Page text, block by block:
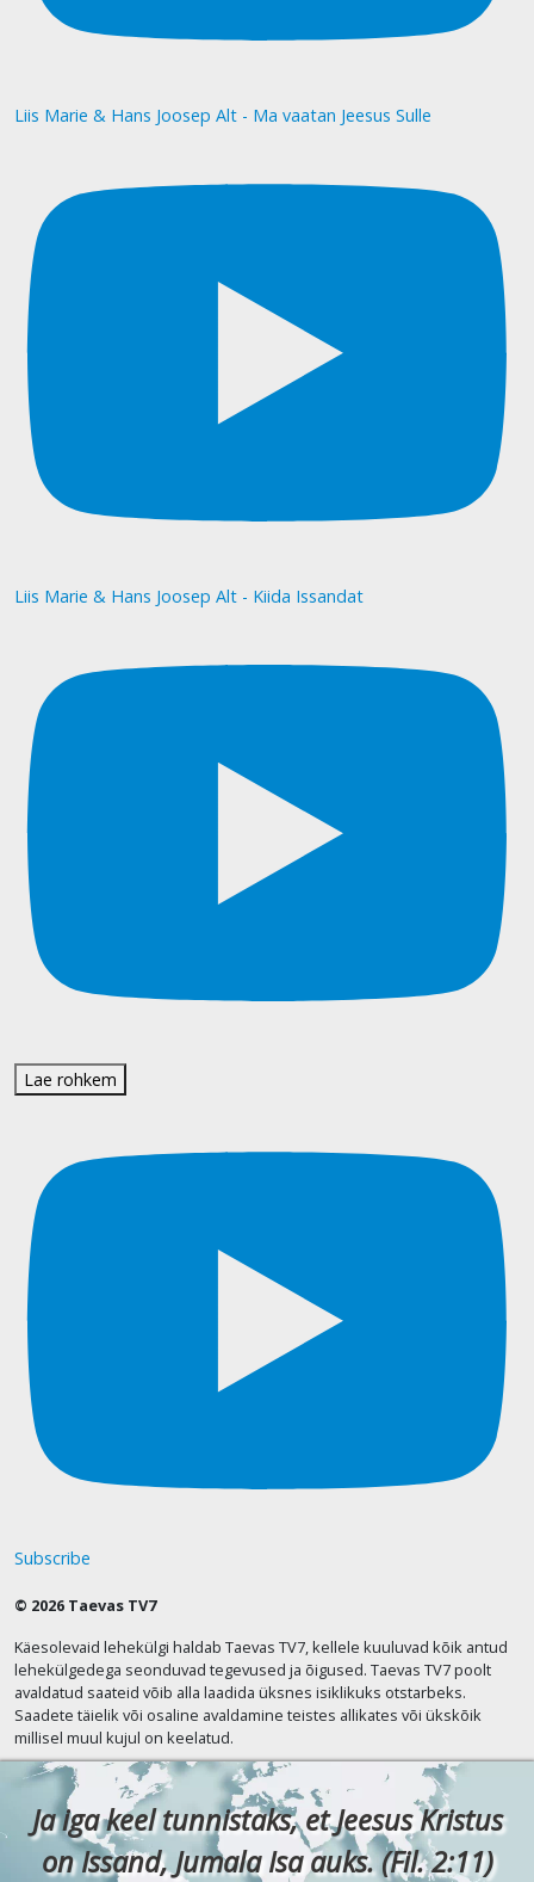
Liis Marie & Hans Joosep Alt - Ma vaatan Jeesus Sulle
Liis Marie & Hans Joosep Alt - Kiida Issandat
Lae rohkem
Subscribe
© 2026 Taevas TV7
Käesolevaid lehekülgi haldab Taevas TV7, kellele kuuluvad kõik antud
lehekülgedega seonduvad tegevused ja õigused. Taevas TV7 poolt
avaldatud saateid võib alla laadida üksnes isiklikuks otstarbeks.
Saadete täielik või osaline avaldamine teistes allikates või ükskõik
millisel muul kujul on keelatud.
Ja iga keel tunnistaks, et Jeesus Kristus
on Issand, Jumala Isa auks. (Fil. 2:11)